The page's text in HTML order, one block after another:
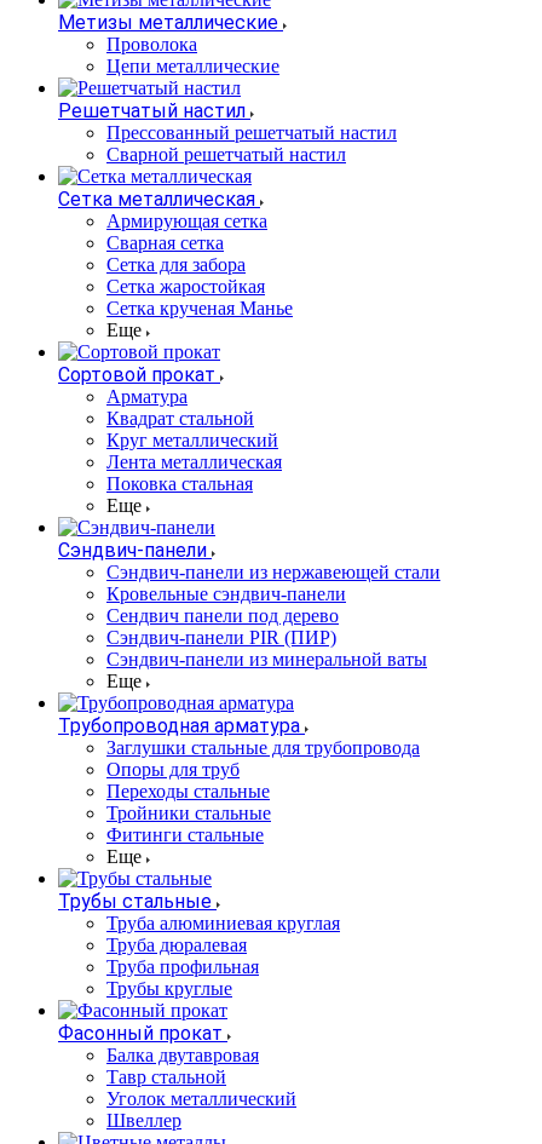
Метизы металлические
Проволока
Цепи металлические
Решетчатый настил
Прессованный решетчатый настил
Сварной решетчатый настил
Сетка металлическая
Армирующая сетка
Сварная сетка
Сетка для забора
Сетка жаростойкая
Сетка крученая Манье
Еще
Сортовой прокат
Арматура
Квадрат стальной
Круг металлический
Лента металлическая
Поковка стальная
Еще
Сэндвич-панели
Cэндвич-панели из нержавеющей стали
Кровельные сэндвич-панели
Сендвич панели под дерево
Сэндвич-панели PIR (ПИР)
Сэндвич-панели из минеральной ваты
Еще
Трубопроводная арматура
Заглушки стальные для трубопровода
Опоры для труб
Переходы стальные
Тройники стальные
Фитинги стальные
Еще
Трубы стальные
Труба алюминиевая круглая
Труба дюралевая
Труба профильная
Трубы круглые
Фасонный прокат
Балка двутавровая
Тавр стальной
Уголок металлический
Швеллер